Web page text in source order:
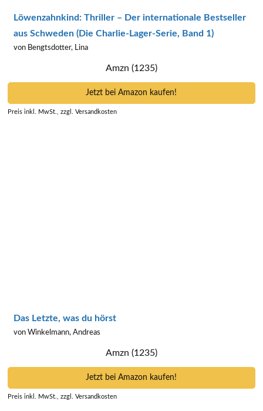
Löwenzahnkind: Thriller – Der internationale Bestseller
aus Schweden (Die Charlie-Lager-Serie, Band 1)
von Bengtsdotter, Lina
Amzn (1235)
Jetzt bei Amazon kaufen!
Preis inkl. MwSt., zzgl. Versandkosten
Das Letzte, was du hörst
von Winkelmann, Andreas
Amzn (1235)
Jetzt bei Amazon kaufen!
Preis inkl. MwSt., zzgl. Versandkosten